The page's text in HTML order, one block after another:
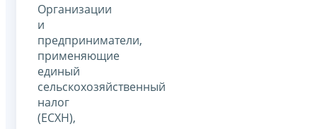
Организации
и
предприниматели,
применяющие
единый
сельскохозяйственный
налог
(ЕСХН),